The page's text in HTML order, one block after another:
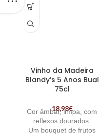
Vinho da Madeira
Blandy’s 5 Anos Bual
75cl
18,98€
Cor âmbar, limpa, com
reflexos dourados.
Um bouquet de frutos